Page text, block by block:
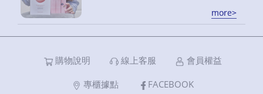
more>
more>
購物說明 線上客服 會員權益
專櫃據點 FACEBOOK